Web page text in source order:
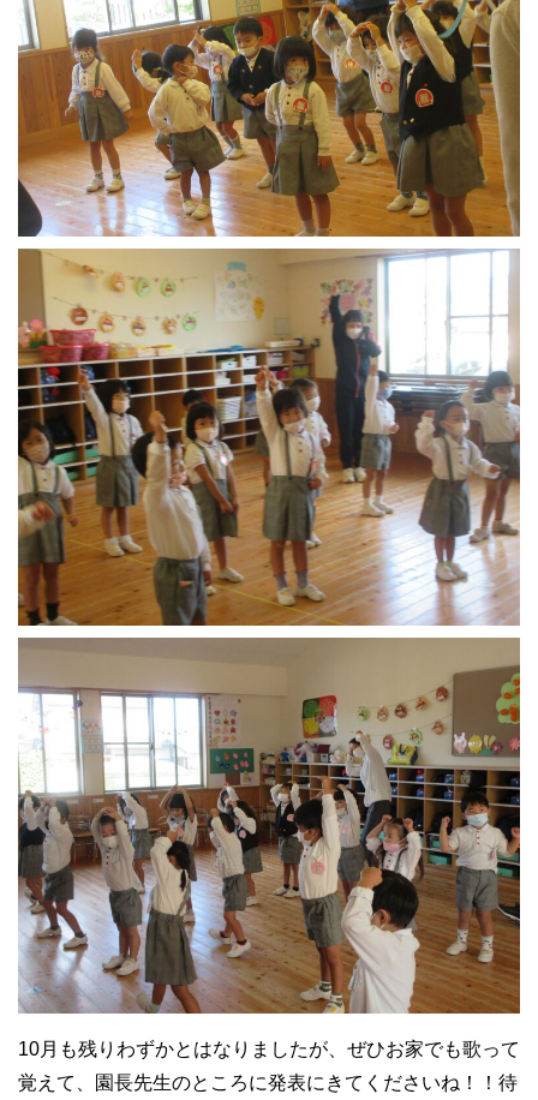
10月も残りわずかとはなりましたが、ぜひお家でも歌って
覚えて、園長先生のところに発表にきてくださいね！！待